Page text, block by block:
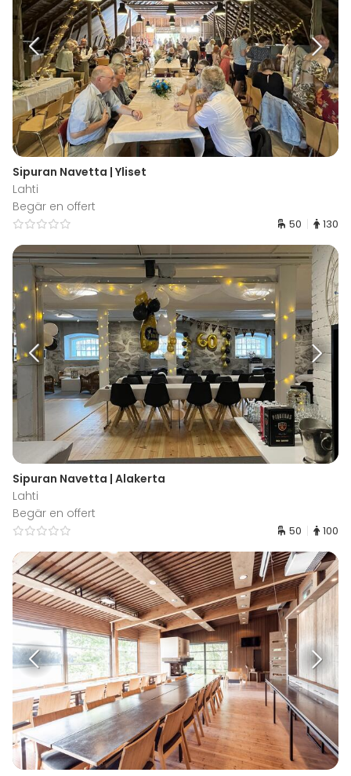
Sipuran Navetta | Yliset
Lahti
Begär en offert
50 130
Sipuran Navetta | Alakerta
Lahti
Begär en offert
50 100